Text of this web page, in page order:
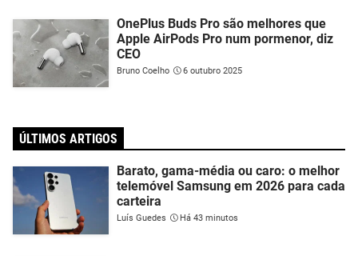
OnePlus Buds Pro são melhores que
Apple AirPods Pro num pormenor, diz
CEO
Bruno Coelho 6 outubro 2025
ÚLTIMOS ARTIGOS
Barato, gama-média ou caro: o melhor
telemóvel Samsung em 2026 para cada
carteira
Luís Guedes Há 43 minutos